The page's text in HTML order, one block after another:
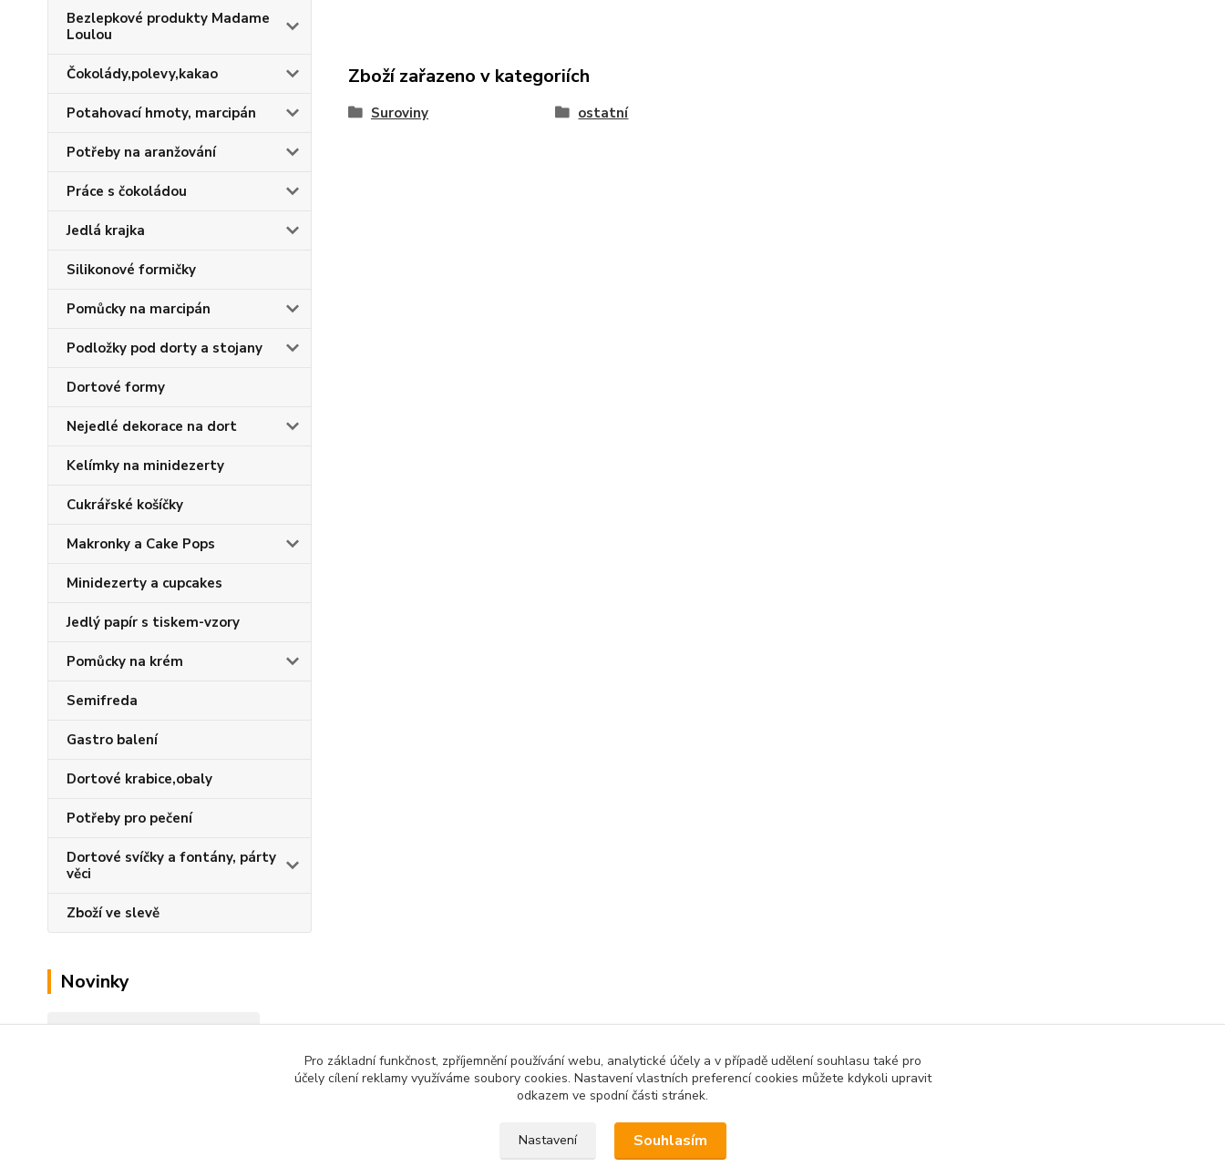
Bezlepkové produkty Madame
Loulou
Čokolády,polevy,kakao
Potahovací hmoty, marcipán
Potřeby na aranžování
Práce s čokoládou
Jedlá krajka
Silikonové formičky
Pomůcky na marcipán
Podložky pod dorty a stojany
Dortové formy
Nejedlé dekorace na dort
Kelímky na minidezerty
Cukrářské košíčky
Makronky a Cake Pops
Minidezerty a cupcakes
Jedlý papír s tiskem-vzory
Pomůcky na krém
Semifreda
Gastro balení
Dortové krabice,obaly
Potřeby pro pečení
Dortové svíčky a fontány, párty
věci
Zboží ve slevě
Novinky
Zobrazit všechny novinky
Zboží zařazeno v kategoriích
Suroviny ostatní
Podle zákona o evidenci tržeb je prodávající od 1.3.2017 povinen vystavit kupujícímu účtenku. Zároveň je povinen zaevidovat přijatou tržbu u správce daně online; v případě
Pro základní funkčnost, zpříjemnění používání webu, analytické účely a v případě udělení souhlasu také pro
účely cílení reklamy využíváme soubory cookies. Nastavení vlastních preferencí cookies můžete kdykoli upravit
odkazem ve spodní části stránek.
Nastavení Souhlasím